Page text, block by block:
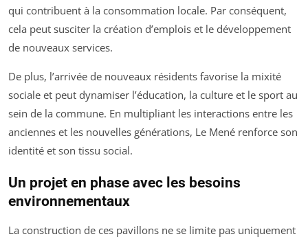
qui contribuent à la consommation locale. Par conséquent,
cela peut susciter la création d’emplois et le développement
de nouveaux services.
De plus, l’arrivée de nouveaux résidents favorise la mixité
sociale et peut dynamiser l’éducation, la culture et le sport au
sein de la commune. En multipliant les interactions entre les
anciennes et les nouvelles générations, Le Mené renforce son
identité et son tissu social.
Un projet en phase avec les besoins
environnementaux
La construction de ces pavillons ne se limite pas uniquement